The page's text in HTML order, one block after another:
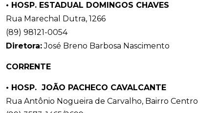
• HOSP. ESTADUAL DOMINGOS CHAVES
Rua Marechal Dutra, 1266
(89) 98121-0054
Diretora:José Breno Barbosa Nascimento
CORRENTE
• HOSP. JOÃO PACHECO CAVALCANTE
Rua Antônio Nogueira de Carvalho, Bairro Centro